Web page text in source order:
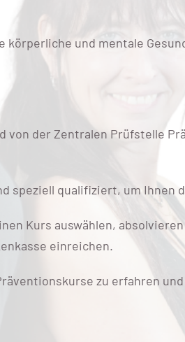
körperliche und mentale
von der Zentralen Prüfstelle
speziell qualifiziert, um Ihnen
Kurs auswählen,
einreichen.
zu erfahren